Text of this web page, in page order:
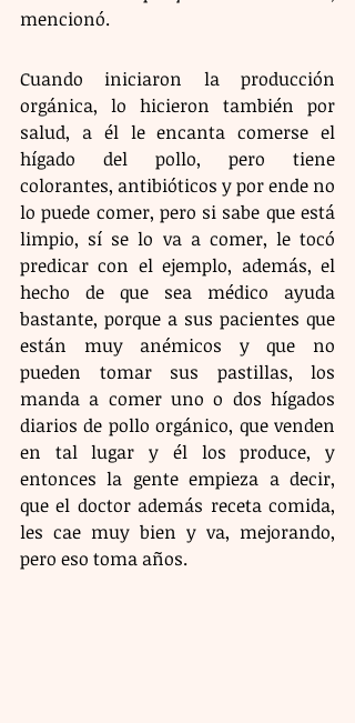
mencionó.
Cuando iniciaron la producción
orgánica, lo hicieron también por
salud, a él le encanta comerse el
hígado del pollo, pero tiene
colorantes, antibióticos y por ende no
lo puede comer, pero si sabe que está
limpio, sí se lo va a comer, le tocó
predicar con el ejemplo, además, el
hecho de que sea médico ayuda
bastante, porque a sus pacientes que
están muy anémicos y que no
pueden tomar sus pastillas, los
manda a comer uno o dos hígados
diarios de pollo orgánico, que venden
en tal lugar y él los produce, y
entonces la gente empieza a decir,
que el doctor además receta comida,
les cae muy bien y va, mejorando,
pero eso toma años.